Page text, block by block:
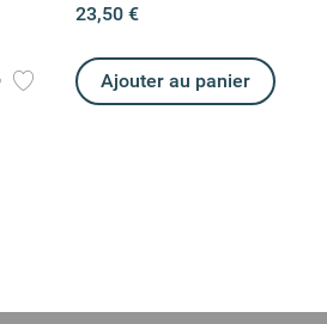
23,50 €
Ajouter au panier